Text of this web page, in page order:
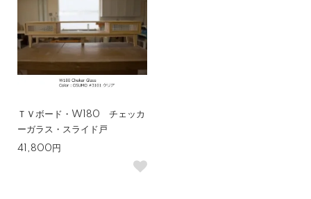
ＴＶボード・W180 チェッカ
ーガラス・スライド戸
41,800円